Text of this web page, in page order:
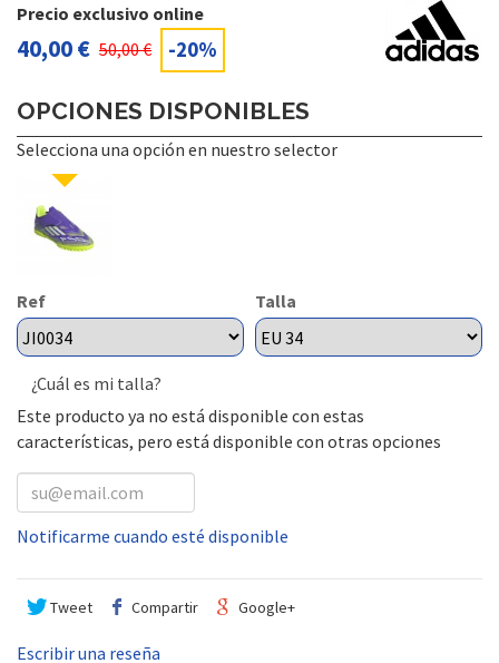
Precio exclusivo online
40,00 € 50,00 € -20%
OPCIONES DISPONIBLES
Selecciona una opción en nuestro selector
Ref Talla
¿Cuál es mi talla?
Este producto ya no está disponible con estas
características, pero está disponible con otras opciones
Notificarme cuando esté disponible
Tweet Compartir Google+
Escribir una reseña